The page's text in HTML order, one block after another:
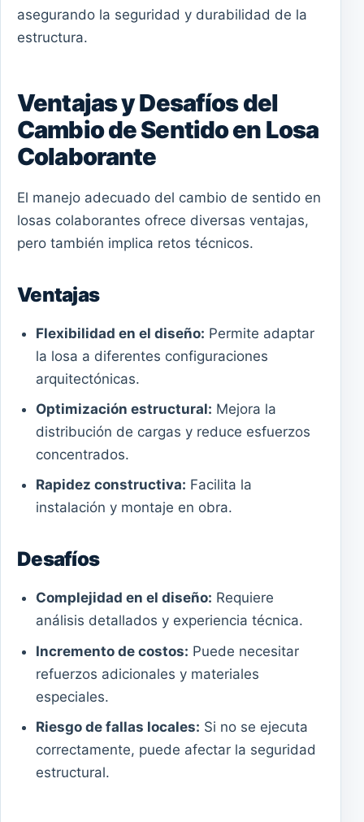
asegurando la seguridad y durabilidad de la
estructura.
Ventajas y Desafíos del
Cambio de Sentido en Losa
Colaborante
El manejo adecuado del cambio de sentido en
losas colaborantes ofrece diversas ventajas,
pero también implica retos técnicos.
Ventajas
Flexibilidad en el diseño: Permite adaptar
la losa a diferentes configuraciones
arquitectónicas.
Optimización estructural: Mejora la
distribución de cargas y reduce esfuerzos
concentrados.
Rapidez constructiva: Facilita la
instalación y montaje en obra.
Desafíos
Complejidad en el diseño: Requiere
análisis detallados y experiencia técnica.
Incremento de costos: Puede necesitar
refuerzos adicionales y materiales
especiales.
Riesgo de fallas locales: Si no se ejecuta
correctamente, puede afectar la seguridad
estructural.